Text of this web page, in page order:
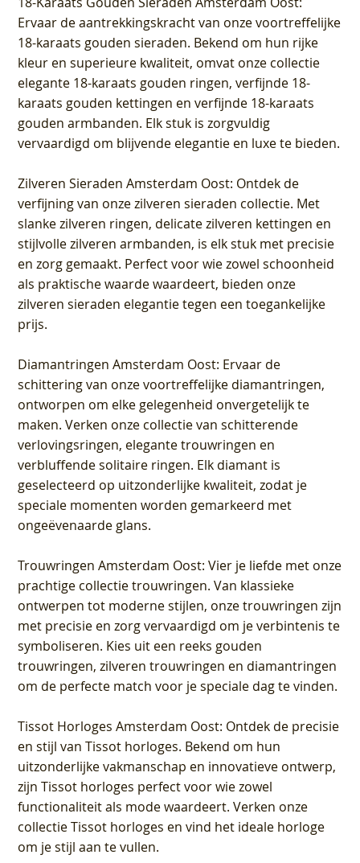
Ervaar de aantrekkingskracht van onze voortreffelijke
18-karaats gouden sieraden. Bekend om hun rijke
kleur en superieure kwaliteit, omvat onze collectie
elegante 18-karaats gouden ringen, verfijnde 18-
karaats gouden kettingen en verfijnde 18-karaats
gouden armbanden. Elk stuk is zorgvuldig
vervaardigd om blijvende elegantie en luxe te bieden.
Zilveren Sieraden Amsterdam Oost: Ontdek de
verfijning van onze zilveren sieraden collectie. Met
slanke zilveren ringen, delicate zilveren kettingen en
stijlvolle zilveren armbanden, is elk stuk met precisie
en zorg gemaakt. Perfect voor wie zowel schoonheid
als praktische waarde waardeert, bieden onze
zilveren sieraden elegantie tegen een toegankelijke
prijs.
Diamantringen Amsterdam Oost: Ervaar de
schittering van onze voortreffelijke diamantringen,
ontworpen om elke gelegenheid onvergetelijk te
maken. Verken onze collectie van schitterende
verlovingsringen, elegante trouwringen en
verbluffende solitaire ringen. Elk diamant is
geselecteerd op uitzonderlijke kwaliteit, zodat je
speciale momenten worden gemarkeerd met
ongeëvenaarde glans.
Trouwringen Amsterdam Oost: Vier je liefde met onze
prachtige collectie trouwringen. Van klassieke
ontwerpen tot moderne stijlen, onze trouwringen zijn
met precisie en zorg vervaardigd om je verbintenis te
symboliseren. Kies uit een reeks gouden
trouwringen, zilveren trouwringen en diamantringen
om de perfecte match voor je speciale dag te vinden.
Tissot Horloges Amsterdam Oost: Ontdek de precisie
en stijl van Tissot horloges. Bekend om hun
uitzonderlijke vakmanschap en innovatieve ontwerp,
zijn Tissot horloges perfect voor wie zowel
functionaliteit als mode waardeert. Verken onze
collectie Tissot horloges en vind het ideale horloge
om je stijl aan te vullen.